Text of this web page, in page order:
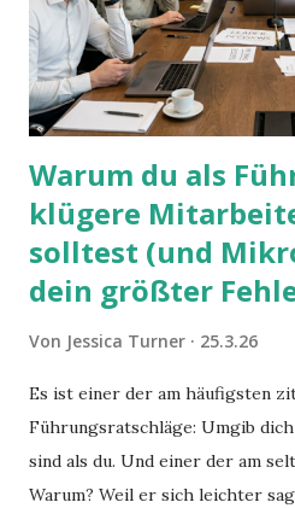
Warum du als
klügere
solltest (und
dein größter
Von Jessica Turner 25.3.26
Es ist einer der am häufigsten
Führungsratschläge: Umgib
sind als du. Und einer der am
Warum? Weil er sich leichter